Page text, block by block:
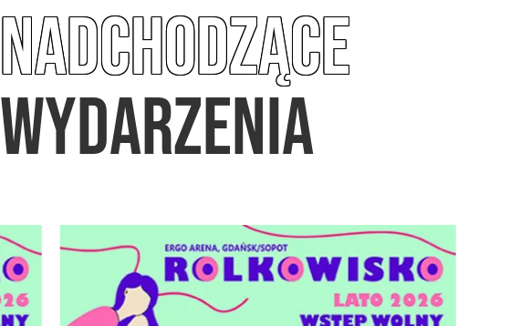
NADCHODZĄCE
WYDARZENIA